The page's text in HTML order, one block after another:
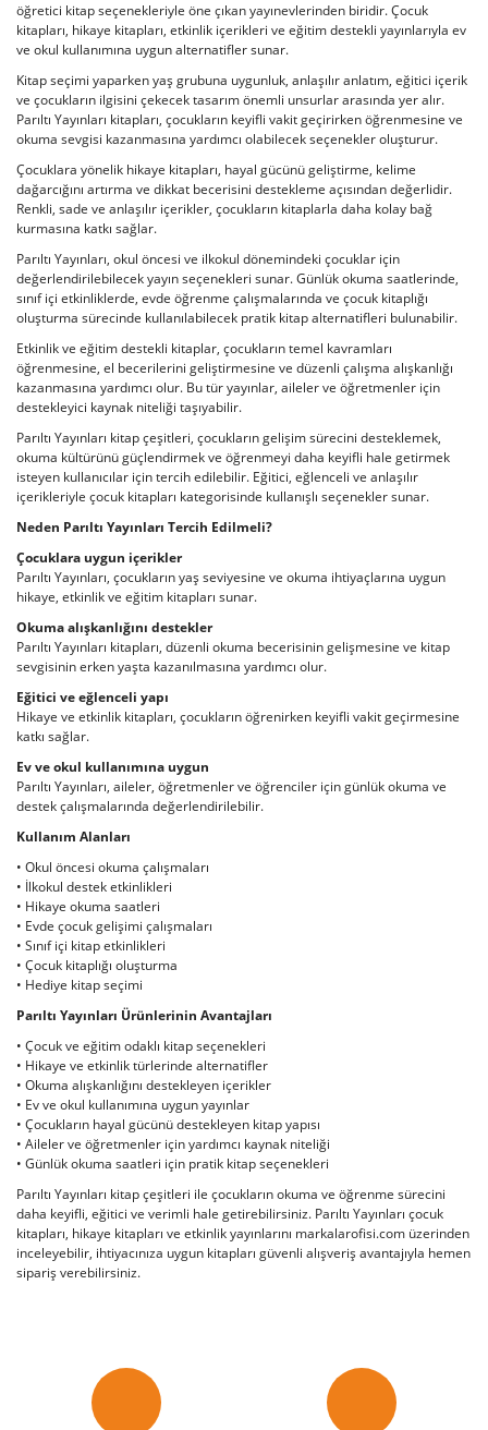
öğretici kitap seçenekleriyle öne çıkan yayınevlerinden biridir. Çocuk
kitapları, hikaye kitapları, etkinlik içerikleri ve eğitim destekli yayınlarıyla ev
ve okul kullanımına uygun alternatifler sunar.
Kitap seçimi yaparken yaş grubuna uygunluk, anlaşılır anlatım, eğitici içerik
ve çocukların ilgisini çekecek tasarım önemli unsurlar arasında yer alır.
Parıltı Yayınları kitapları, çocukların keyifli vakit geçirirken öğrenmesine ve
okuma sevgisi kazanmasına yardımcı olabilecek seçenekler oluşturur.
Çocuklara yönelik hikaye kitapları, hayal gücünü geliştirme, kelime
dağarcığını artırma ve dikkat becerisini destekleme açısından değerlidir.
Renkli, sade ve anlaşılır içerikler, çocukların kitaplarla daha kolay bağ
kurmasına katkı sağlar.
Parıltı Yayınları, okul öncesi ve ilkokul dönemindeki çocuklar için
değerlendirilebilecek yayın seçenekleri sunar. Günlük okuma saatlerinde,
sınıf içi etkinliklerde, evde öğrenme çalışmalarında ve çocuk kitaplığı
oluşturma sürecinde kullanılabilecek pratik kitap alternatifleri bulunabilir.
Etkinlik ve eğitim destekli kitaplar, çocukların temel kavramları
öğrenmesine, el becerilerini geliştirmesine ve düzenli çalışma alışkanlığı
kazanmasına yardımcı olur. Bu tür yayınlar, aileler ve öğretmenler için
destekleyici kaynak niteliği taşıyabilir.
Parıltı Yayınları kitap çeşitleri, çocukların gelişim sürecini desteklemek,
okuma kültürünü güçlendirmek ve öğrenmeyi daha keyifli hale getirmek
isteyen kullanıcılar için tercih edilebilir. Eğitici, eğlenceli ve anlaşılır
içerikleriyle çocuk kitapları kategorisinde kullanışlı seçenekler sunar.
Neden Parıltı Yayınları Tercih Edilmeli?
Çocuklara uygun içerikler
Parıltı Yayınları, çocukların yaş seviyesine ve okuma ihtiyaçlarına uygun
hikaye, etkinlik ve eğitim kitapları sunar.
Okuma alışkanlığını destekler
Parıltı Yayınları kitapları, düzenli okuma becerisinin gelişmesine ve kitap
sevgisinin erken yaşta kazanılmasına yardımcı olur.
Eğitici ve eğlenceli yapı
Hikaye ve etkinlik kitapları, çocukların öğrenirken keyifli vakit geçirmesine
katkı sağlar.
Ev ve okul kullanımına uygun
Parıltı Yayınları, aileler, öğretmenler ve öğrenciler için günlük okuma ve
destek çalışmalarında değerlendirilebilir.
Kullanım Alanları
• Okul öncesi okuma çalışmaları
• İlkokul destek etkinlikleri
• Hikaye okuma saatleri
• Evde çocuk gelişimi çalışmaları
• Sınıf içi kitap etkinlikleri
• Çocuk kitaplığı oluşturma
• Hediye kitap seçimi
Parıltı Yayınları Ürünlerinin Avantajları
• Çocuk ve eğitim odaklı kitap seçenekleri
• Hikaye ve etkinlik türlerinde alternatifler
• Okuma alışkanlığını destekleyen içerikler
• Ev ve okul kullanımına uygun yayınlar
• Çocukların hayal gücünü destekleyen kitap yapısı
• Aileler ve öğretmenler için yardımcı kaynak niteliği
• Günlük okuma saatleri için pratik kitap seçenekleri
Parıltı Yayınları kitap çeşitleri ile çocukların okuma ve öğrenme sürecini
daha keyifli, eğitici ve verimli hale getirebilirsiniz. Parıltı Yayınları çocuk
kitapları, hikaye kitapları ve etkinlik yayınlarını markalarofisi.com üzerinden
inceleyebilir, ihtiyacınıza uygun kitapları güvenli alışveriş avantajıyla hemen
sipariş verebilirsiniz.